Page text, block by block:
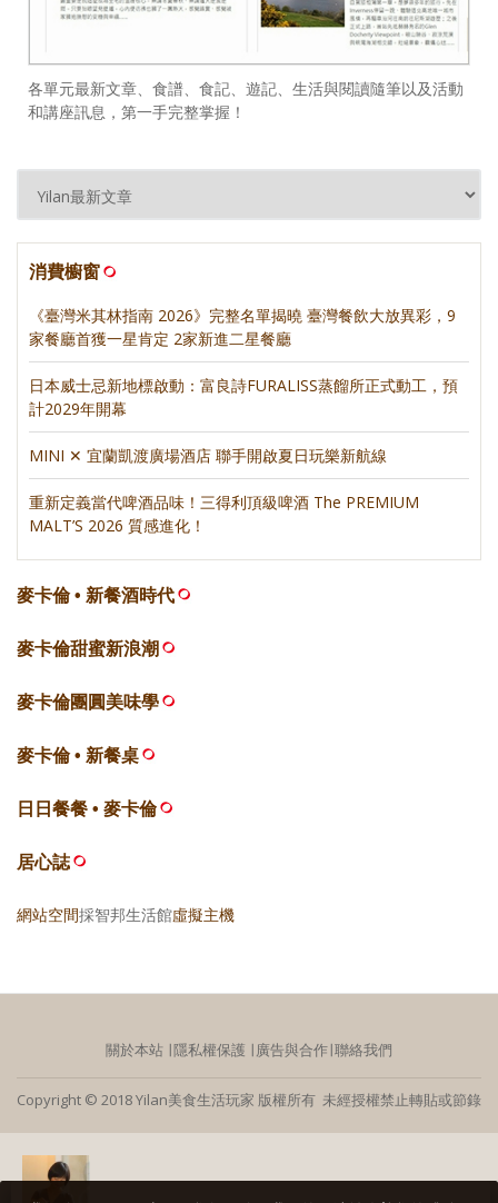
各單元最新文章、食譜、食記、遊記、生活與閱讀隨筆以及活動
和講座訊息，第一手完整掌握！
消費櫥窗
《臺灣米其林指南 2026》完整名單揭曉 臺灣餐飲大放異彩，9
家餐廳首獲一星肯定 2家新進二星餐廳
日本威士忌新地標啟動：富良詩FURALISS蒸餾所正式動工，預
計2029年開幕
MINI ✕ 宜蘭凱渡廣場酒店 聯手開啟夏日玩樂新航線
重新定義當代啤酒品味！三得利頂級啤酒 The PREMIUM
MALT’S 2026 質感進化！
麥卡倫 • 新餐酒時代
麥卡倫甜蜜新浪潮
麥卡倫團圓美味學
麥卡倫 • 新餐桌
日日餐餐 • 麥卡倫
居心誌
網站空間採智邦生活館虛擬主機
關於本站 ∣隱私權保護 ∣ 廣告與合作∣聯絡我們
Copyright © 2018 Yilan美食生活玩家 版權所有 未經授權禁止轉貼或節錄